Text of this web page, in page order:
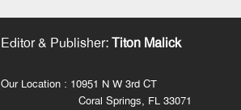
Editor & Publisher:Titon Malick
Our Location : 10951 N W 3rd CT
Coral Springs, FL 33071